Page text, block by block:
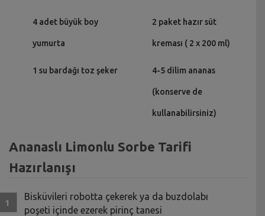
4 adet büyük boy
yumurta
1 su bardağı toz şeker
2 paket hazır süt
kreması ( 2 x 200 ml)
4-5 dilim ananas
(konserve de
kullanabilirsiniz)
Ananaslı Limonlu Sorbe Tarifi
Hazırlanışı
Bisküvileri robotta çekerek ya da buzdolabı
poşeti içinde ezerek pirinç tanesi